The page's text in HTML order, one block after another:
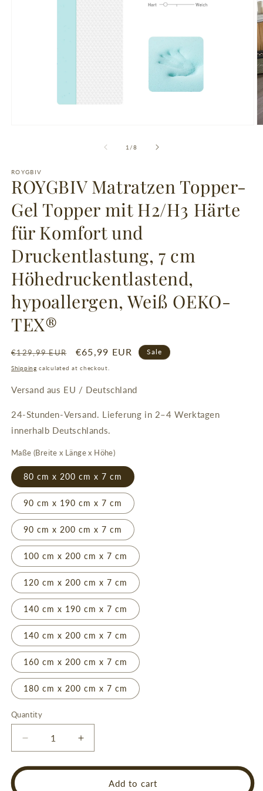
1 /of
8
ROYGBIV
ROYGBIV Matratzen Topper-
Gel Topper mit H2/H3 Härte
für Komfort und
Druckentlastung, 7 cm
Höhedruckentlastend,
hypoallergen, Weiß OEKO-
TEX®
Regular
price
€129,99 EUR
Sale
price
€65,99 EUR Sale
Shipping calculated at checkout.
Versand aus EU / Deutschland
24-Stunden-Versand. Lieferung in 2–4 Werktagen
innerhalb Deutschlands.
Maße (Breite x Länge x Höhe)
80 cm x 200 cm x 7 cm
90 cm x 190 cm x 7 cm
90 cm x 200 cm x 7 cm
100 cm x 200 cm x 7 cm
120 cm x 200 cm x 7 cm
140 cm x 190 cm x 7 cm
140 cm x 200 cm x 7 cm
160 cm x 200 cm x 7 cm
180 cm x 200 cm x 7 cm
Quantity
Quantity
Decrease
quantity
for
Increase
quantity
for
ROYGBIVAdd to cart